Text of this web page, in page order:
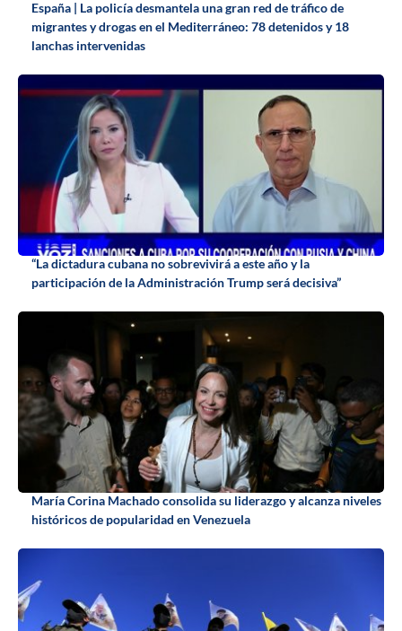
España | La policía desmantela una gran red de tráfico de
migrantes y drogas en el Mediterráneo: 78 detenidos y 18
lanchas intervenidas
“La dictadura cubana no sobrevivirá a este año y la
participación de la Administración Trump será decisiva”
María Corina Machado consolida su liderazgo y alcanza niveles
históricos de popularidad en Venezuela